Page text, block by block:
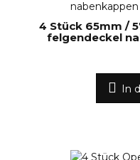
4 Stück 65mm /
felgendeckel
In